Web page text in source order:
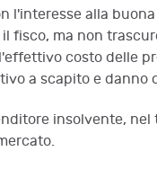
l'interesse alla
fisco, ma non
costo delle
a scapito e danno
insolvente, nel